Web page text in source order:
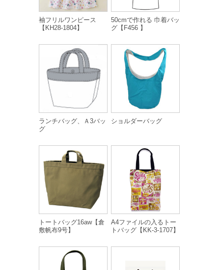
袖フリルワンピース
【KH28-1804】
50cmで作れる 巾着バッ
グ【F456 】
ランチバッグ、Ａ3バッ
グ
ショルダーバッグ
トートバッグ16aw【倉
敷帆布9号】
A4ファイルの入るトー
トバッグ【KK-3-1707】